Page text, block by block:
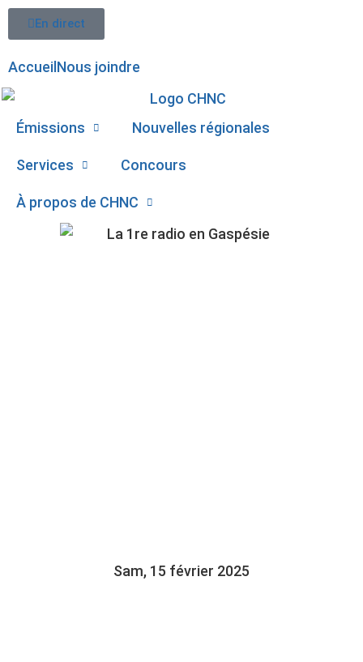
En direct
Accueil Nous joindre
Émissions Nouvelles régionales
Services Concours
À propos de CHNC
Sam, 15 février 2025